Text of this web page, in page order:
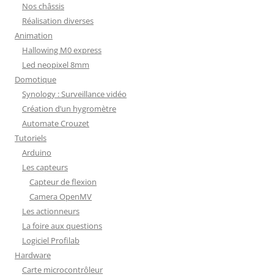
Nos châssis
Réalisation diverses
Animation
Hallowing M0 express
Led neopixel 8mm
Domotique
Synology : Surveillance vidéo
Création d’un hygromètre
Automate Crouzet
Tutoriels
Arduino
Les capteurs
Capteur de flexion
Camera OpenMV
Les actionneurs
La foire aux questions
Logiciel Profilab
Hardware
Carte microcontrôleur